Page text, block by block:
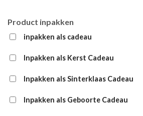
Product inpakken
inpakken als cadeau
Inpakken als Kerst Cadeau
Inpakken als Sinterklaas Cadeau
Inpakken als Geboorte Cadeau